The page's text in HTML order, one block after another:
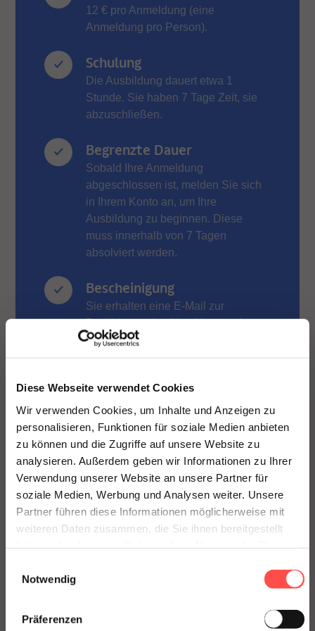
Diese Webseite verwendet Cookies
Wir verwenden Cookies, um Inhalte und Anzeigen zu
personalisieren, Funktionen für soziale Medien anbieten
zu können und die Zugriffe auf unsere Website zu
analysieren. Außerdem geben wir Informationen zu Ihrer
Verwendung unserer Website an unsere Partner für
soziale Medien, Werbung und Analysen weiter. Unsere
Partner führen diese Informationen möglicherweise mit
weiteren Daten zusammen, die Sie ihnen bereitgestellt
Notwendig
Präferenzen
12 € pro Anmeldung (eine
Anmeldung pro Person).
Schulung
Die Ausbildung dauert etwa 1
Stunde. Sie haben 7 Tage Zeit, sie
abzuschließen.
Begrenzte Dauer
Sobald Ihre Anmeldung
abgeschlossen ist, melden Sie sich
in Ihrem Konto an, um Ihre
Ausbildung zu beginnen. Diese
muss innerhalb von 7 Tagen
absolviert werden.
Bescheinigung
Sie erhalten eine E-Mail zur
Bestätigung des Abschlusses der
Ausbildung, in der Ihnen mitgeteilt
wird, dass Ihre Bescheinigung an die
geschickt wurde (die Bescheinigung
wird nur dann digital versandt, wenn
Ihre nationale Registernummer
korrekt eingegeben wurde).
Gültigkeit
Die Bescheinigung ist 5 Jahre lang
gültig und endet um 23:59 Uhr am
Tag vor dem Jahrestag.